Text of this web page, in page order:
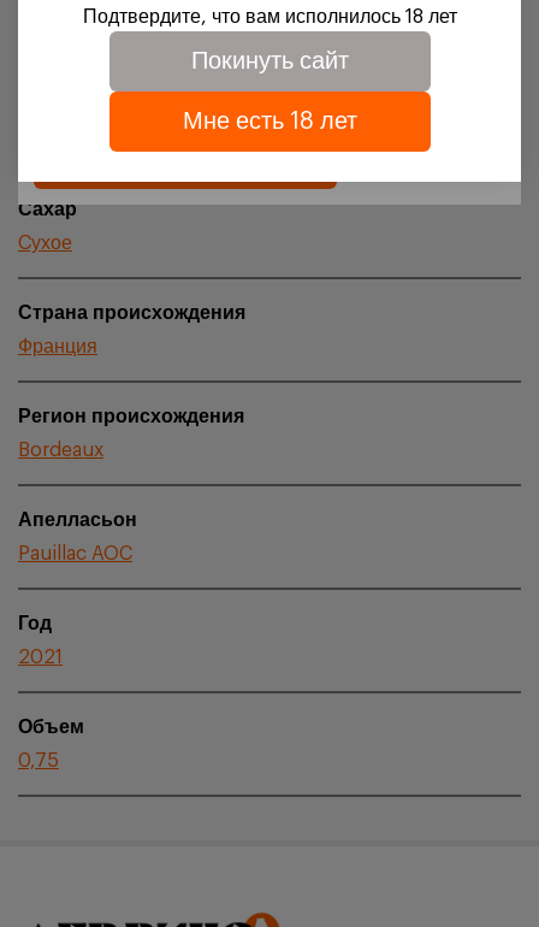
Сахар
Cухое
Страна происхождения
Франция
Регион происхождения
Bordeaux
Апелласьон
Pauillac AOC
Год
2021
Объем
0,75
совершеннолетие и согласие на обработку файлов
cookies.
Подробности можно узнать в нашей
обработки персональных данных
Подтверждаю
Подтвердите, что вам исполнилось 18 лет
Покинуть сайт
Мне есть 18 лет